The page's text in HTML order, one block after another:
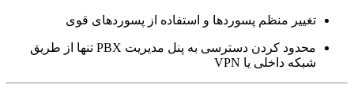
تغییر منظم پسوردها و استفاده از پسوردهای قوی
محدود کردن دسترسی به پنل مدیریت PBX تنها از طریق
شبکه داخلی یا VPN